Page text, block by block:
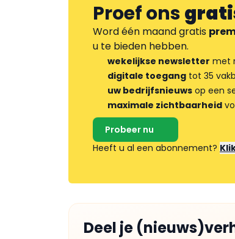
Proef ons
Word één maand gratis
u te bieden hebben.
wekelijkse newsletter met
digitale toegang tot 35
uw bedrijfsnieuws op een
maximale zichtbaarheid
Probeer nu
Heeft u al een abonnement?
Deel je